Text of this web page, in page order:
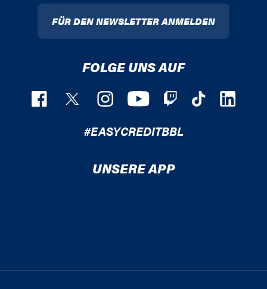
FÜR DEN NEWSLETTER ANMELDEN
FOLGE UNS AUF
#EASYCREDITBBL
UNSERE APP